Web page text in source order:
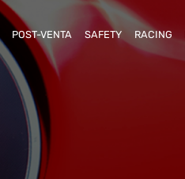
POST-VENTA SAFETY RACING